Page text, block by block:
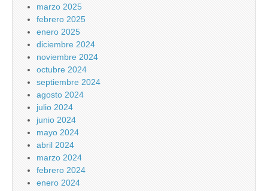
marzo 2025
febrero 2025
enero 2025
diciembre 2024
noviembre 2024
octubre 2024
septiembre 2024
agosto 2024
julio 2024
junio 2024
mayo 2024
abril 2024
marzo 2024
febrero 2024
enero 2024